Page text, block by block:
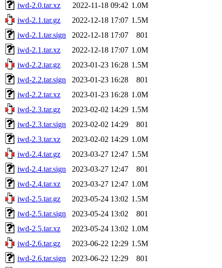
iwd-2.0.tar.xz
2022-11-18 09:42 1.0M
iwd-2.1.tar.gz
2022-12-18 17:07 1.5M
iwd-2.1.tar.sign
2022-12-18 17:07
801
iwd-2.1.tar.xz
2022-12-18 17:07 1.0M
iwd-2.2.tar.gz
2023-01-23 16:28 1.5M
iwd-2.2.tar.sign
2023-01-23 16:28
801
iwd-2.2.tar.xz
2023-01-23 16:28 1.0M
iwd-2.3.tar.gz
2023-02-02 14:29 1.5M
iwd-2.3.tar.sign
2023-02-02 14:29
801
iwd-2.3.tar.xz
2023-02-02 14:29 1.0M
iwd-2.4.tar.gz
2023-03-27 12:47 1.5M
iwd-2.4.tar.sign
2023-03-27 12:47
801
iwd-2.4.tar.xz
2023-03-27 12:47 1.0M
iwd-2.5.tar.gz
2023-05-24 13:02 1.5M
iwd-2.5.tar.sign
2023-05-24 13:02
801
iwd-2.5.tar.xz
2023-05-24 13:02 1.0M
iwd-2.6.tar.gz
2023-06-22 12:29 1.5M
iwd-2.6.tar.sign
2023-06-22 12:29
801